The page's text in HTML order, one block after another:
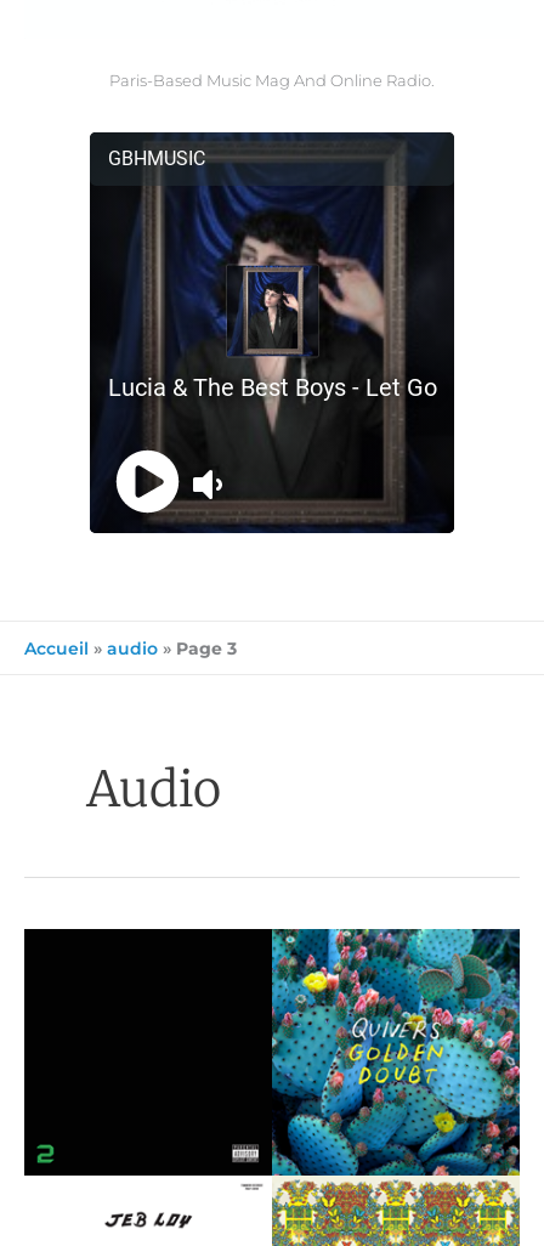
Paris-Based Music Mag And Online Radio.
Accueil » audio » Page 3
Audio
Nos